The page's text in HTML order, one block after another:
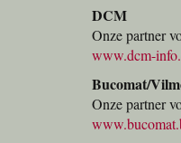
DCM
Onze partner
www.dcm-
Bucomat/
Onze partner